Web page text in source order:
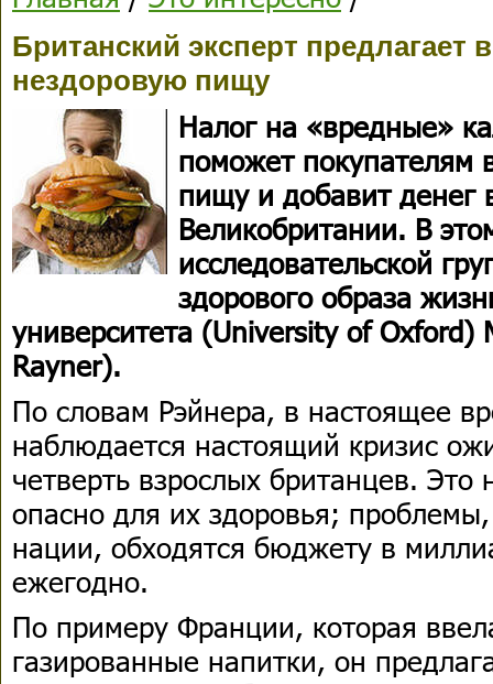
Британский эксперт предлагает
нездоровую пищу
Налог на «вредные»
поможет покупателям
пищу и добавит денег
Великобритании. В
исследовательской
здорового образа
университета (University of Oxford)
Rayner).
По словам Рэйнера, в настоящее
наблюдается настоящий кризис
четверть взрослых британцев. Это
опасно для их здоровья;
нации, обходятся бюджету в
ежегодно.
По примеру Франции, которая
газированные напитки, он